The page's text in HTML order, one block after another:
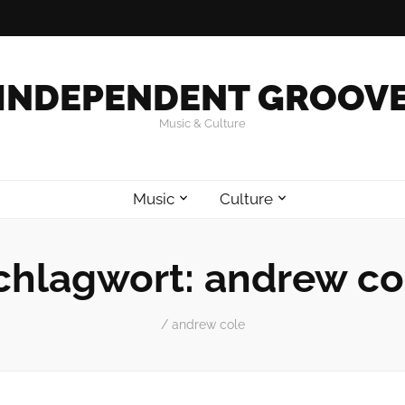
Music & Culture
Music Culture
andrew
/ andrew cole